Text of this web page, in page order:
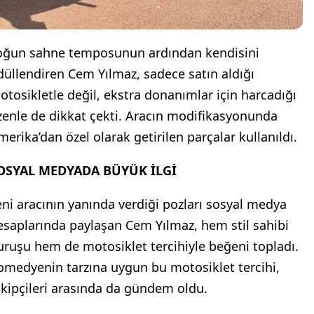
sahne temposunun ardından kendisini
Cem Yılmaz, sadece satın aldığı
değil, ekstra donanımlar için harcadığı
de dikkat çekti. Aracın modifikasyonunda
özel olarak getirilen parçalar kullanıldı.
MEDYADA BÜYÜK İLGİ
aracının yanında verdiği pozları sosyal medya
paylaşan Cem Yılmaz, hem stil sahibi
hem de motosiklet tercihiyle beğeni topladı.
tarzına uygun bu motosiklet tercihi,
arasında da gündem oldu.